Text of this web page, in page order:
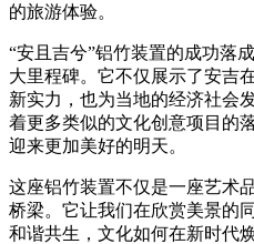
的旅游体验。
“安且吉兮”铝竹装置的成功落
大里程碑。它不仅展示了安吉
新实力，也为当地的经济社会
着更多类似的文化创意项目的
迎来更加美好的明天。
这座铝竹装置不仅是一座艺术
桥梁。它让我们在欣赏美景的
和谐共生，文化如何在新时代